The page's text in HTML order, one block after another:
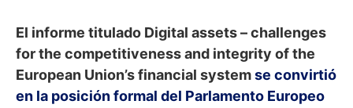
El informe titulado Digital assets – challenges
for the competitiveness and integrity of the
European Union’s financial systemse convirtió
en la posición formal del Parlamento Europeo